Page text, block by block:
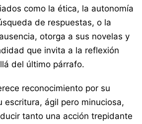
como la ética, la autonomía
de respuestas, o la
otorga a sus novelas y
que invita a la reflexión
del último párrafo.
reconocimiento por su
escritura, ágil pero minuciosa,
tanto una acción trepidante